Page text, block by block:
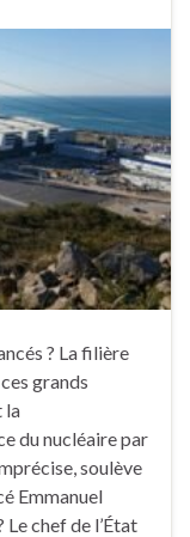
? La filière
grands
la
du nucléaire par
soulève
Emmanuel
chef de l’État